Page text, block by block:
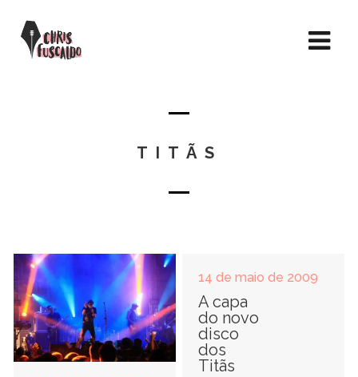
TITÃS
14 de maio de 2009
A capa
do novo
disco
dos
Titãs